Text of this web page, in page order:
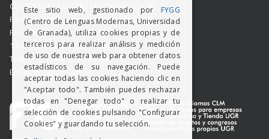
CENTRO DE LENGUAS MODERNAS (UGR)
Formación y Gestión de Granada SLMP
Placeta del Hospicio Viejo s/n
18009 GRANADA (ESPAÑA)
Teléfono: (+34) 958 215 660
Email: info@clm.ugr.es
Este sitio web, gestionado por FYGG
(Centro de Lenguas Modernas, Universidad
de Granada), utiliza cookies propias y de
terceros para realizar análisis y medición
de uso de nuestra web para obtener datos
estadísticos de su navegación. Puede
aceptar todas las cookies haciendo clic en
"Aceptar todo". También puedes rechazar
todas en "Denegar todo" o realizar tu
selección de cookies pulsando "Configurar
Cookies" y guardando tu selección.